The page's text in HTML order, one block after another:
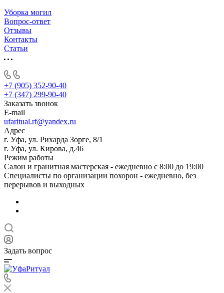
Уборка могил
Вопрос-ответ
Отзывы
Контакты
Статьи
+7 (905) 352-90-40
+7 (347) 299-90-40
Заказать звонок
E-mail
ufaritual.rf@yandex.ru
Адрес
г. Уфа, ул. Рихарда Зорге, 8/1
г. Уфа, ул. Кирова, д.46
Режим работы
Салон и гранитная мастерская - ежедневно с 8:00 до 19:00
Специалисты по организации похорон - ежедневно, без
перерывов и выходных
Задать вопрос